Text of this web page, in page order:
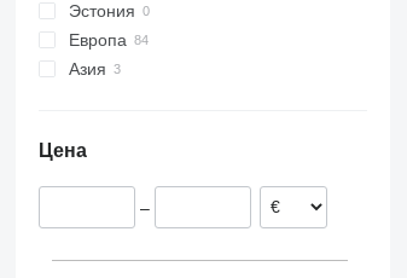
XRHS
XRVS
ZT
V-series
ST
StitchLiner
VAC
Эстония
Европа
Швейцария
Словакия
Азия
Цена
–